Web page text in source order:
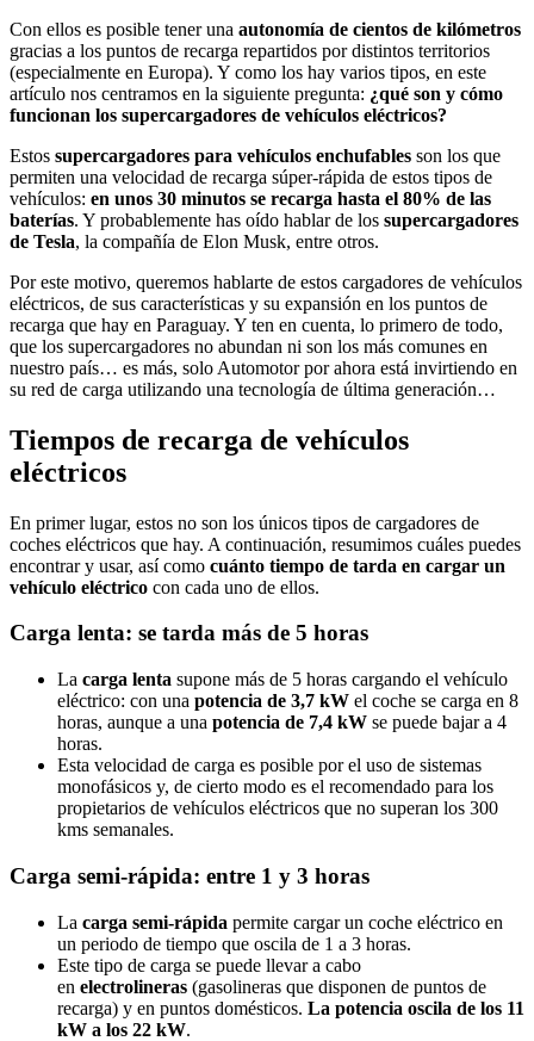
Con ellos es posible tener una autonomía de cientos de kilómetros
gracias a los puntos de recarga repartidos por distintos territorios
(especialmente en Europa). Y como los hay varios tipos, en este
artículo nos centramos en la siguiente pregunta: ¿qué son y cómo
funcionan los supercargadores de vehículos eléctricos?
Estos supercargadores para vehículos enchufables son los que
permiten una velocidad de recarga súper-rápida de estos tipos de
vehículos: en unos 30 minutos se recarga hasta el 80% de las
baterías. Y probablemente has oído hablar de los supercargadores
de Tesla, la compañía de Elon Musk, entre otros.
Por este motivo, queremos hablarte de estos cargadores de vehículos
eléctricos, de sus características y su expansión en los puntos de
recarga que hay en Paraguay. Y ten en cuenta, lo primero de todo,
que los supercargadores no abundan ni son los más comunes en
nuestro país… es más, solo Automotor por ahora está invirtiendo en
su red de carga utilizando una tecnología de última generación…
Tiempos de recarga de vehículos
eléctricos
En primer lugar, estos no son los únicos tipos de cargadores de
coches eléctricos que hay. A continuación, resumimos cuáles puedes
encontrar y usar, así como cuánto tiempo de tarda en cargar un
vehículo eléctrico con cada uno de ellos.
Carga lenta: se tarda más de 5 horas
La carga lenta supone más de 5 horas cargando el vehículo
eléctrico: con una potencia de 3,7 kW el coche se carga en 8
horas, aunque a una potencia de 7,4 kW se puede bajar a 4
horas.
Esta velocidad de carga es posible por el uso de sistemas
monofásicos y, de cierto modo es el recomendado para los
propietarios de vehículos eléctricos que no superan los 300
kms semanales.
Carga semi-rápida: entre 1 y 3 horas
La carga semi-rápida permite cargar un coche eléctrico en
un periodo de tiempo que oscila de 1 a 3 horas.
Este tipo de carga se puede llevar a cabo
en electrolineras (gasolineras que disponen de puntos de
recarga) y en puntos domésticos. La potencia oscila de los 11
kW a los 22 kW.